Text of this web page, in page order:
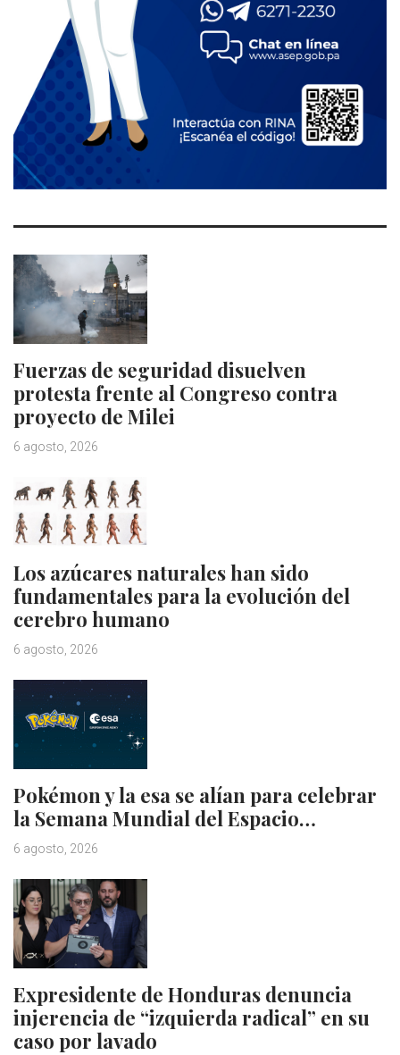
Fuerzas de seguridad disuelven
protesta frente al Congreso contra
proyecto de Milei
6 agosto, 2026
Los azúcares naturales han sido
fundamentales para la evolución del
cerebro humano
6 agosto, 2026
Pokémon y la esa se alían para celebrar
la Semana Mundial del Espacio…
6 agosto, 2026
Expresidente de Honduras denuncia
injerencia de “izquierda radical” en su
caso por lavado